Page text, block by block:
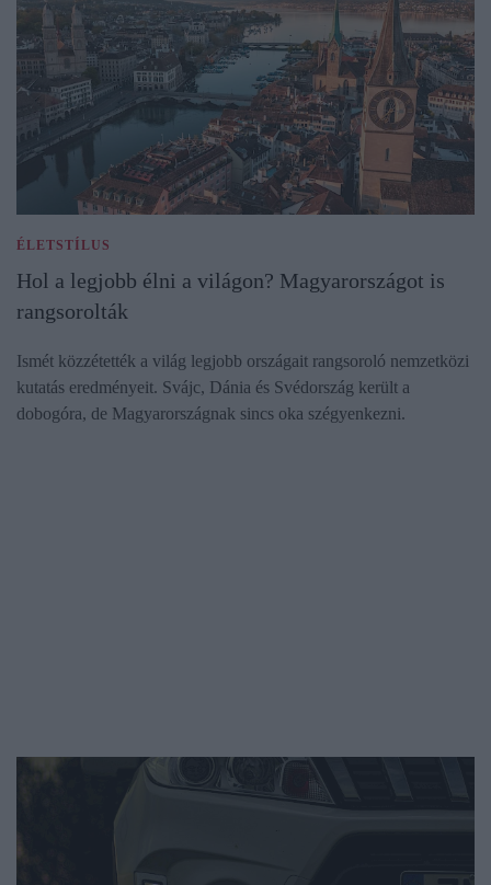
ÉLETSTÍLUS
Hol a legjobb élni a világon? Magyarországot is
rangsorolták
Ismét közzétették a világ legjobb országait rangsoroló nemzetközi
kutatás eredményeit. Svájc, Dánia és Svédország került a
dobogóra, de Magyarországnak sincs oka szégyenkezni.